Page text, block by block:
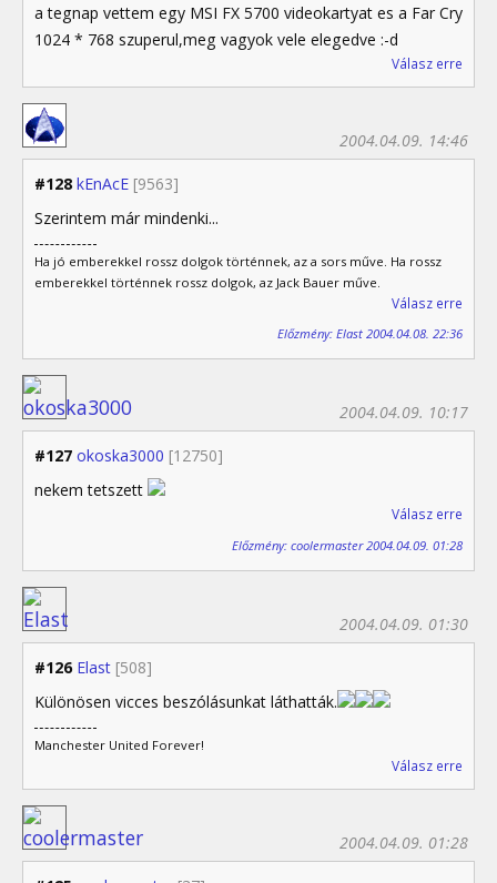
a tegnap vettem egy MSI FX 5700 videokartyat es a Far Cry
1024 * 768 szuperul,meg vagyok vele elegedve :-d
Válasz erre
#128 kEnAcE [9563]
2004.04.09. 14:46
Szerintem már mindenki...
Ha jó emberekkel rossz dolgok történnek, az a sors műve. Ha rossz
emberekkel történnek rossz dolgok, az Jack Bauer műve.
Válasz erre
Előzmény: Elast 2004.04.08. 22:36
#127 okoska3000 [12750]
2004.04.09. 10:17
nekem tetszett
Válasz erre
Előzmény: coolermaster 2004.04.09. 01:28
#126 Elast [508]
2004.04.09. 01:30
Különösen vicces beszólásunkat láthatták.
Manchester United Forever!
Válasz erre
2004.04.09. 01:28